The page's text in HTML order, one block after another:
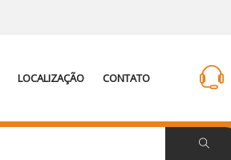
LOCALIZAÇÃO CONTATO